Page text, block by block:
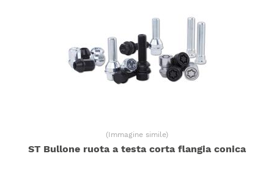
(Immagine simile)
ST Bullone ruota a testa corta flangia conica